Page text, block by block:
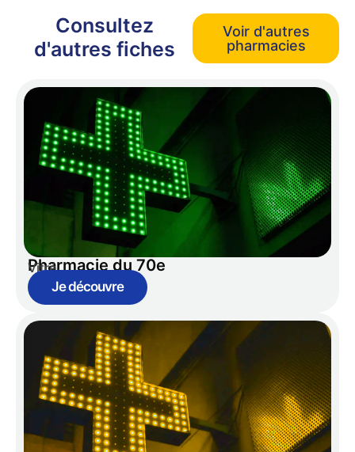
Consultez
d'autres fiches
Voir d'autres
pharmacies
Pharmacie du 70e
Vitré
Je découvre